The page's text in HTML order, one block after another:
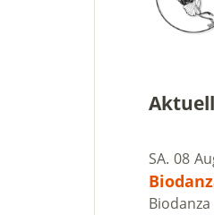
SA. 08